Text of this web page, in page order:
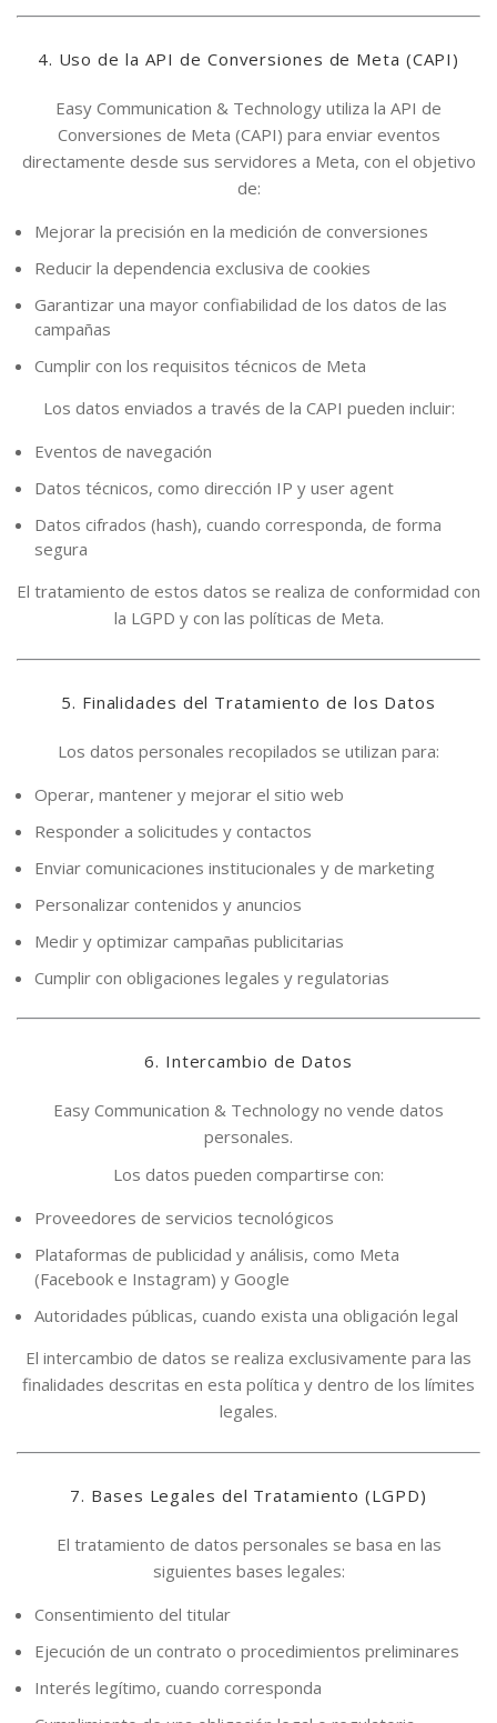
4. Uso de la API de Conversiones de Meta (CAPI)
Easy Communication & Technology utiliza la API de
Conversiones de Meta (CAPI) para enviar eventos
directamente desde sus servidores a Meta, con el objetivo
de:
Mejorar la precisión en la medición de conversiones
Reducir la dependencia exclusiva de cookies
Garantizar una mayor confiabilidad de los datos de las
campañas
Cumplir con los requisitos técnicos de Meta
Los datos enviados a través de la CAPI pueden incluir:
Eventos de navegación
Datos técnicos, como dirección IP y user agent
Datos cifrados (hash), cuando corresponda, de forma
segura
El tratamiento de estos datos se realiza de conformidad con
la LGPD y con las políticas de Meta.
5. Finalidades del Tratamiento de los Datos
Los datos personales recopilados se utilizan para:
Operar, mantener y mejorar el sitio web
Responder a solicitudes y contactos
Enviar comunicaciones institucionales y de marketing
Personalizar contenidos y anuncios
Medir y optimizar campañas publicitarias
Cumplir con obligaciones legales y regulatorias
6. Intercambio de Datos
Easy Communication & Technology no vende datos
personales.
Los datos pueden compartirse con:
Proveedores de servicios tecnológicos
Plataformas de publicidad y análisis, como Meta
(Facebook e Instagram) y Google
Autoridades públicas, cuando exista una obligación legal
El intercambio de datos se realiza exclusivamente para las
finalidades descritas en esta política y dentro de los límites
legales.
7. Bases Legales del Tratamiento (LGPD)
El tratamiento de datos personales se basa en las
siguientes bases legales:
Consentimiento del titular
Ejecución de un contrato o procedimientos preliminares
Interés legítimo, cuando corresponda